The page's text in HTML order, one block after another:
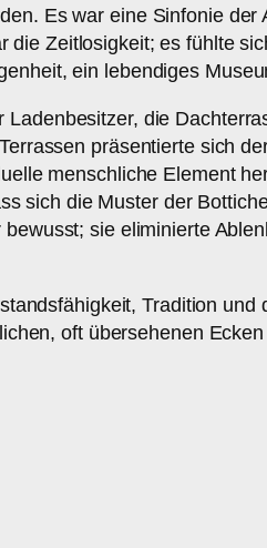
Es war eine Sinfonie
Zeitlosigkeit; es fühlte
ein lebendiges
die
präsentierte sich
menschliche Element
sich die Muster der
sie eliminierte
Tradition
oft übersehenen